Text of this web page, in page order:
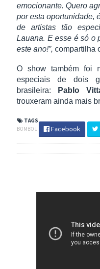
emocionante. Quero
por esta oportunidade,
de artistas tão
Lauana. E esse é só o
este ano!”, compartilha
O show também foi
especiais de dois
brasileira:
Pablo
trouxeram ainda mais
TAGS
BOMBOU
Facebook